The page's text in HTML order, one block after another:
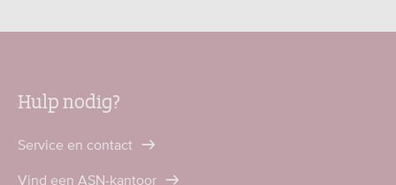
Hulp nodig?
Service en contact
Vind een ASN-kantoor